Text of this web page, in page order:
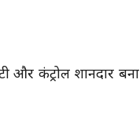
और कंट्रोल शानदार बना